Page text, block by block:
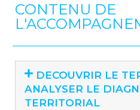
CONTENU DE
DECOUVRIR LE
ANALYSER LE
TERRITORIAL